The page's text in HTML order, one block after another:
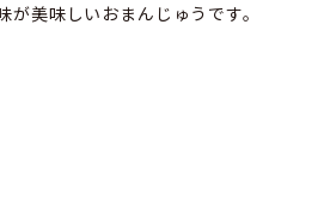
美味しいおまんじゅうです。